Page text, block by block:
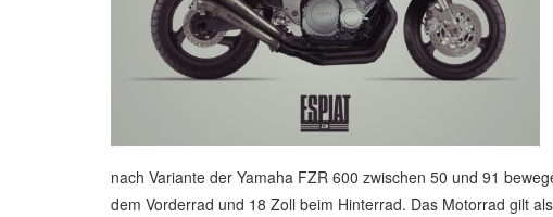
nach Variante der Yamaha FZR 600 zwischen 50 und 91
dem Vorderrad und 18 Zoll beim Hinterrad. Das Motorrad gilt